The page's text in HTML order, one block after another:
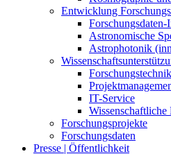
Entwicklung
Astronomische
Astrophotonik
Forschungstechnik
IT-Service
Forschungsprojekte
Forschungsdaten
Presse | Öffentlichkeit